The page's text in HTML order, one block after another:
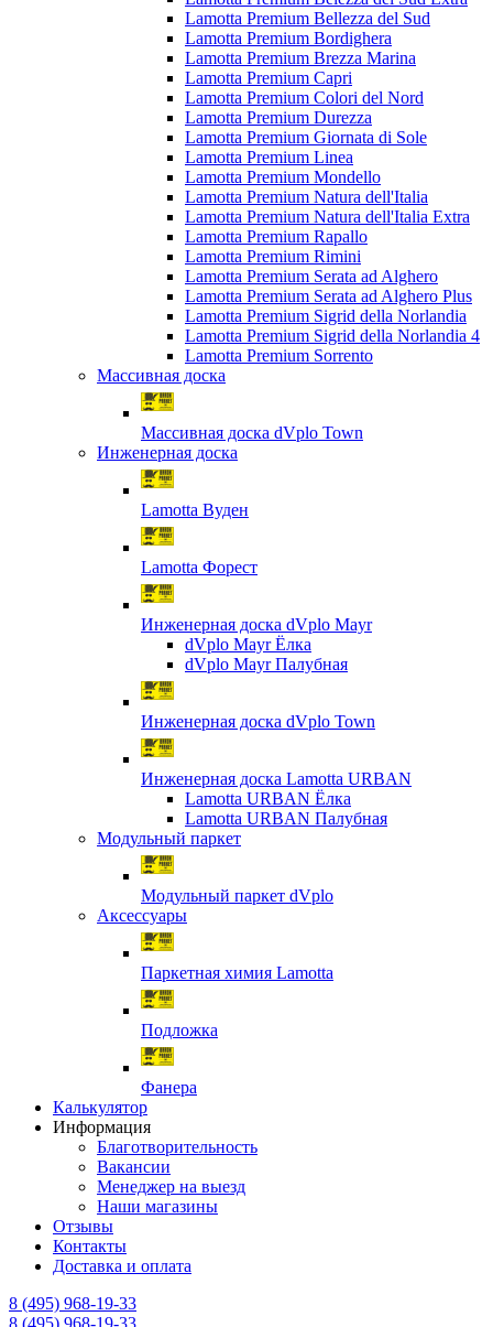
Lamotta Premium Bellezza del Sud
Lamotta Premium Bordighera
Lamotta Premium Brezza Marina
Lamotta Premium Capri
Lamotta Premium Colori del Nord
Lamotta Premium Durezza
Lamotta Premium Giornata di Sole
Lamotta Premium Linea
Lamotta Premium Mondello
Lamotta Premium Natura dell'Italia
Lamotta Premium Natura dell'Italia Extra
Lamotta Premium Rapallo
Lamotta Premium Rimini
Lamotta Premium Serata ad Alghero
Lamotta Premium Serata ad Alghero Plus
Lamotta Premium Sigrid della Norlandia
Lamotta Premium Sigrid della Norlandia 4
Lamotta Premium Sorrento
Массивная доска
Массивная доска dVplo Town
Инженерная доска
Lamotta Вуден
Lamotta Форест
Инженерная доска dVplo Mayr
dVplo Mayr Ёлка
dVplo Mayr Палубная
Инженерная доска dVplo Town
Инженерная доска Lamotta URBAN
Lamotta URBAN Ёлка
Lamotta URBAN Палубная
Модульный паркет
Модульный паркет dVplo
Аксессуары
Паркетная химия Lamotta
Подложка
Фанера
Калькулятор
Информация
Благотворительность
Вакансии
Менеджер на выезд
Наши магазины
Отзывы
Контакты
Доставка и оплата
8 (495) 968-19-33
8 (495) 968-19-33